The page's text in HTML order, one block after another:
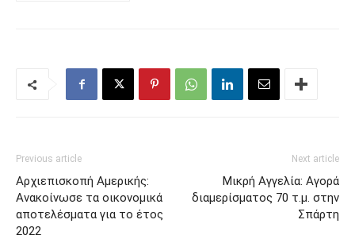
Previous article
Αρχιεπισκοπή Αμερικής:
Ανακοίνωσε τα οικονομικά
αποτελέσματα για το έτος
2022
Next article
Μικρή Αγγελία: Αγορά
διαμερίσματος 70 τ.μ. στην
Σπάρτη